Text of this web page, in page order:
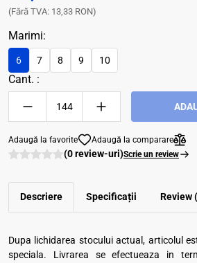
(Fără TVA: 13,33 RON)
Marimi:
6 7 8 9 10
Cant. :
Adaugă la favorite Adaugă la comparare
(0 review-uri)Scrie un review
Descriere Specificații Review
Dupa lichidarea stocului actual, articolul
speciala. Livrarea se efectueaza in